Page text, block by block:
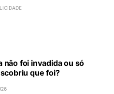
não foi invadida ou só
que foi?